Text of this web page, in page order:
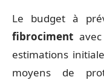
Le budget à
fibrociment
estimations
moyens de